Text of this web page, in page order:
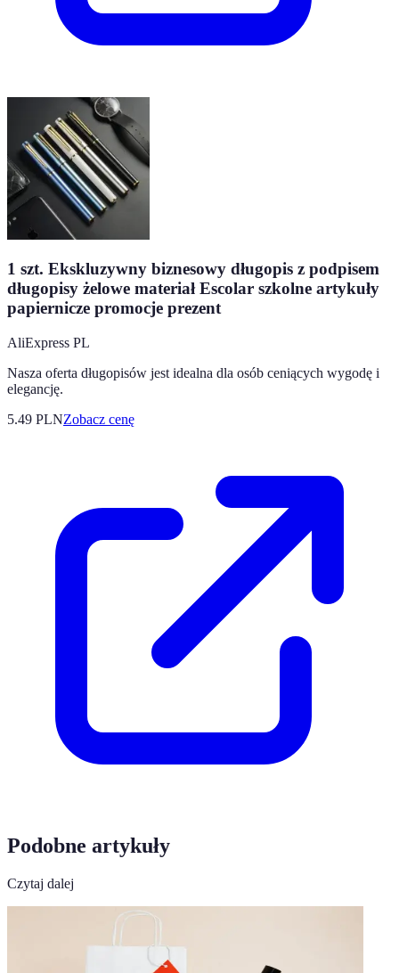
1 szt. Ekskluzywny biznesowy długopis z podpisem
długopisy żelowe materiał Escolar szkolne artykuły
papiernicze promocje prezent
AliExpress PL
Nasza oferta długopisów jest idealna dla osób ceniących wygodę i
elegancję.
5.49 PLNZobacz cenę
Podobne artykuły
Czytaj dalej